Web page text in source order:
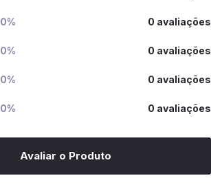
0% 0 avaliações
0% 0 avaliações
0% 0 avaliações
0% 0 avaliações
Avaliar o Produto